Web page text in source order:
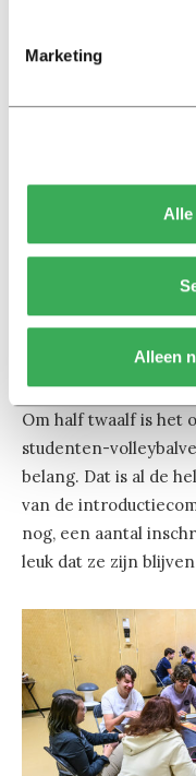
Marketing
Alleen
makkelijk instappen,
het een beetje te
nieuwkomers zich
‘We zijn een
benaderbaar. Ook
sport.’ Mogelijk
vanzelf.’
Ballen op het
Om half twaalf is het
studenten-
belang. Dat is al de
van de
nog, een aantal
leuk dat ze zijn